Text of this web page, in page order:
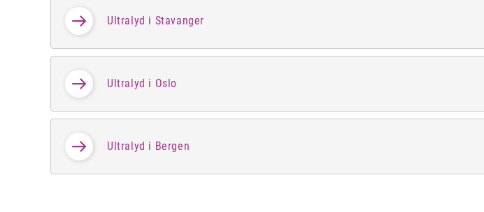
Ultralyd i Stavanger
Ultralyd i Oslo
Ultralyd i Bergen